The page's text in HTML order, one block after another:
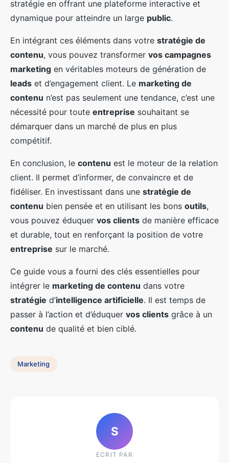
stratégie en offrant une plateforme interactive et
dynamique pour atteindre un large public.
En intégrant ces éléments dans votre stratégie de
contenu, vous pouvez transformer vos campagnes
marketing en véritables moteurs de génération de
leads et d’engagement client. Le marketing de
contenu n’est pas seulement une tendance, c’est une
nécessité pour toute entreprise souhaitant se
démarquer dans un marché de plus en plus
compétitif.
En conclusion, le contenu est le moteur de la relation
client. Il permet d’informer, de convaincre et de
fidéliser. En investissant dans une stratégie de
contenu bien pensée et en utilisant les bons outils,
vous pouvez éduquer vos clients de manière efficace
et durable, tout en renforçant la position de votre
entreprise sur le marché.
Ce guide vous a fourni des clés essentielles pour
intégrer le marketing de contenu dans votre
stratégie d’intelligence artificielle. Il est temps de
passer à l’action et d’éduquer vos clients grâce à un
contenu de qualité et bien ciblé.
Marketing
S
ECRIT PAR